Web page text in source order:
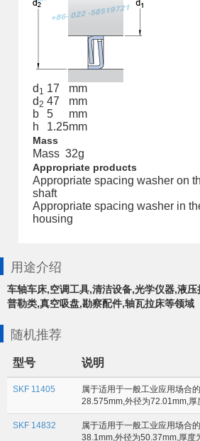
d 1 17
mm
d2 47
mm
b
5
mm
h
1.25mm
Mass
Mass 32g
Appropriate products
Appropriate spacing washer on
shaft
Appropriate spacing washer in
housing
用途介绍
车轴车床,空调工具,清洁设备,光学仪器,液
普勒类,真空吸盘,勘察配件,轴瓦拉床等领域
随机推荐
型号 说明
SKF 11405
属于适用于一般工业应用场合
28.575mm,外径为72.01mm,厚
SKF 14832
属于适用于一般工业应用场合
38.1mm,外径为50.37mm,厚度